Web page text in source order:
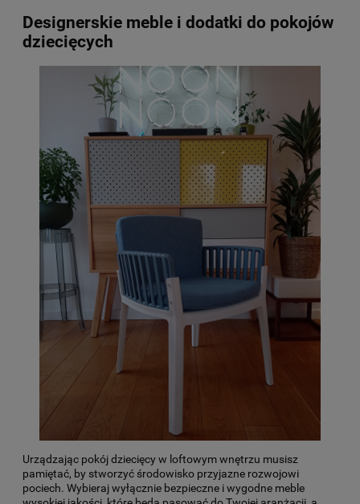
Designerskie meble i dodatki do pokojów
dziecięcych
Urządzając pokój dziecięcy w loftowym wnętrzu musisz
pamiętać, by stworzyć środowisko przyjazne rozwojowi
pociech. Wybieraj wyłącznie bezpieczne i wygodne meble